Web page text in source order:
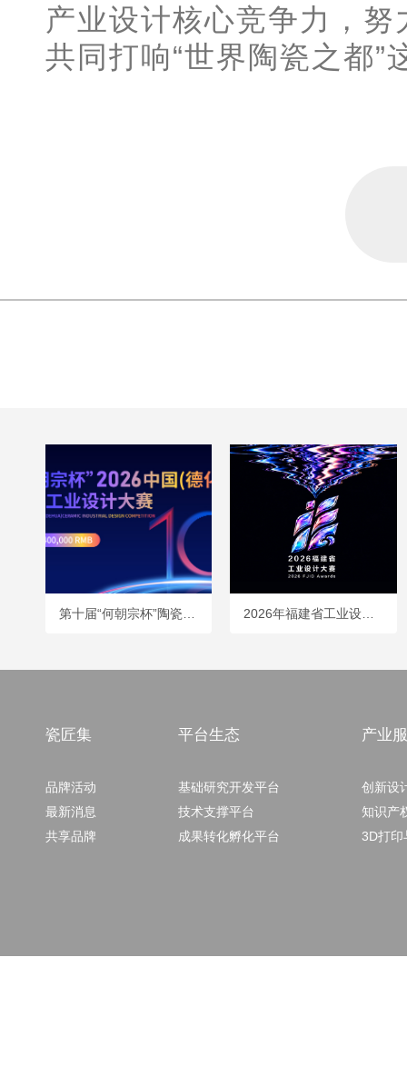
产业设计核心竞争力，
共同打响“世界陶瓷之都”
瓷匠集
品牌活动
最新消息
共享品牌
平台生态
基础研究开发平台
技术支撑平台
成果转化孵化平台
产业
创新设
知识产
3D打印